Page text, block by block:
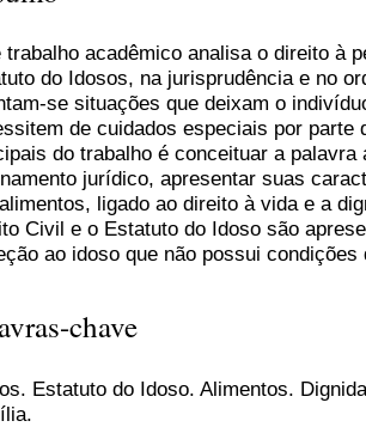
trabalho acadêmico analisa o direito à
do Idosos, na jurisprudência e no
se situações que deixam o
de cuidados especiais por
do trabalho é conceituar a palavra
jurídico, apresentar suas
ligado ao direito à vida e a
Civil e o Estatuto do Idoso são
ao idoso que não possui
chave
Estatuto do Idoso. Alimentos.